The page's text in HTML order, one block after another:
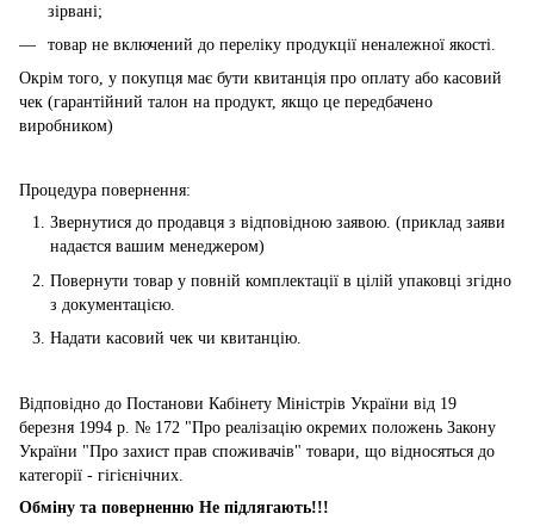
зірвані;
товар не включений до переліку продукції неналежної якості.
Окрім того, у покупця має бути квитанція про оплату або касовий
чек (гарантійний талон на продукт, якщо це передбачено
виробником)
Процедура повернення:
Звернутися до продавця з відповідною заявою. (приклад заяви
надаєтся вашим менеджером)
Повернути товар у повній комплектації в цілій упаковці згідно
з документацією.
Надати касовий чек чи квитанцію.
Відповідно до Постанови Кабінету Міністрів України від 19
березня 1994 р. № 172 "Про реалізацію окремих положень Закону
України "Про захист прав споживачів" товари, що відносяться до
категорії - гігієнічних.
Обміну та поверненню Не підлягають!!!